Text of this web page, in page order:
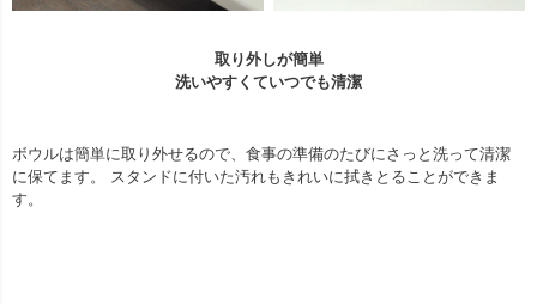
取り外しが簡単
洗いやすくていつでも清潔
ボウルは簡単に取り外せるので、食事の準備のたびにさっと洗って清潔
に保てます。 スタンドに付いた汚れもきれいに拭きとることができま
す。